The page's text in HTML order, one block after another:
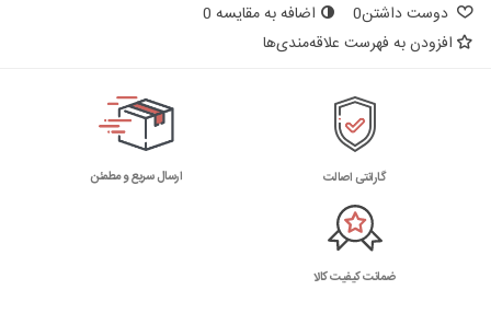
دوست داشتن0 اضافه به مقایسه 0
افزودن به فهرست علاقه‌مندی‌ها
گارانتی اصالت ارسال سریع و مطمئن
ضمانت کیفیت کالا